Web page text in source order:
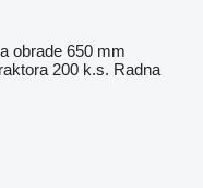
obrade 650 mm
200 k.s. Radna